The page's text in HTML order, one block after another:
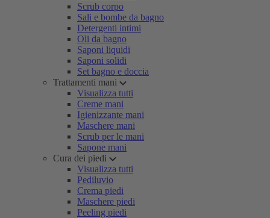
Scrub corpo
Sali e bombe da bagno
Detergenti intimi
Oli da bagno
Saponi liquidi
Saponi solidi
Set bagno e doccia
Trattamenti mani
Visualizza tutti
Creme mani
Igienizzante mani
Maschere mani
Scrub per le mani
Sapone mani
Cura dei piedi
Visualizza tutti
Pediluvio
Crema piedi
Maschere piedi
Peeling piedi